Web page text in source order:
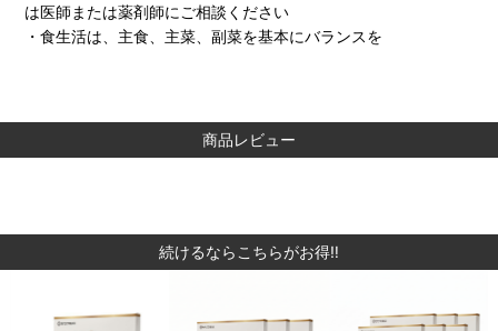
は医師または薬剤師にご相談ください
・食生活は、主食、主菜、副菜を基本にバランスを
商品レビュー
続けるならこちらがお得‼